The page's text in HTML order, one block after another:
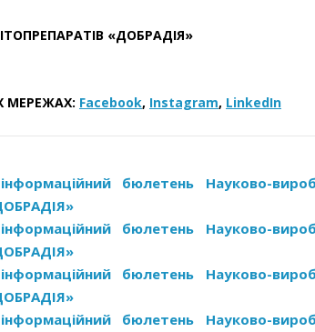
«ДОБРАДІЯ»
МЕРЕЖАХ: Facebook, Instagram, LinkedIn
бюлетень Науково-
бюлетень Науково-
бюлетень Науково-
бюлетень Науково-